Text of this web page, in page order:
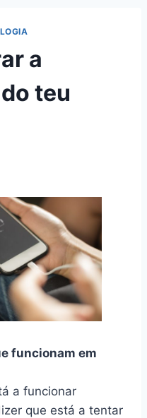
a
teu
funcionam em
a funcionar
que está a tentar